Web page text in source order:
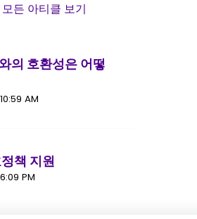
모든 아티클 보기
의 호환성은 어떻
AM
책 지원
수정일 수, 1월 15, 2025 시간: 6:09 PM